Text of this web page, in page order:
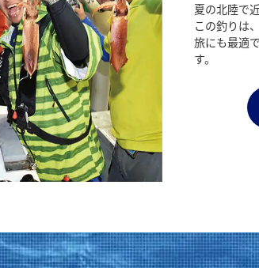
夏の北陸で
この釣りは
旅にも最適
す。